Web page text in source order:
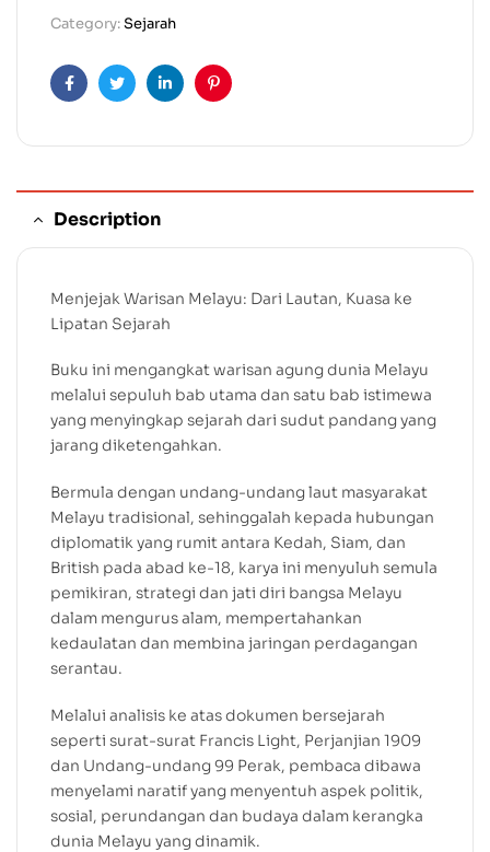
Category:Sejarah
FacebookTwitterLinkedinPinterest
Description
Menjejak Warisan Melayu: Dari Lautan, Kuasa ke
Lipatan Sejarah
Buku ini mengangkat warisan agung dunia Melayu
melalui sepuluh bab utama dan satu bab istimewa
yang menyingkap sejarah dari sudut pandang yang
jarang diketengahkan.
Bermula dengan undang-undang laut masyarakat
Melayu tradisional, sehinggalah kepada hubungan
diplomatik yang rumit antara Kedah, Siam, dan
British pada abad ke-18, karya ini menyuluh semula
pemikiran, strategi dan jati diri bangsa Melayu
dalam mengurus alam, mempertahankan
kedaulatan dan membina jaringan perdagangan
serantau.
Melalui analisis ke atas dokumen bersejarah
seperti surat-surat Francis Light, Perjanjian 1909
dan Undang-undang 99 Perak, pembaca dibawa
menyelami naratif yang menyentuh aspek politik,
sosial, perundangan dan budaya dalam kerangka
dunia Melayu yang dinamik.